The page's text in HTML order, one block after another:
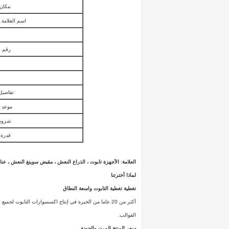
اسم العلامة
رقم
موعد
العلامة: الأجهزة تابوت ، الذراع النعش ، مقبض سوينغ النعش ،
لماذا أخترتنا
تغطية تغطية التابوت واسعة النطاق
أكثر من 20 عاما من الخبرة في إنتاج اكسسوارات التابوت لجميع أنواع التابوت تقريبا.
القوالب.